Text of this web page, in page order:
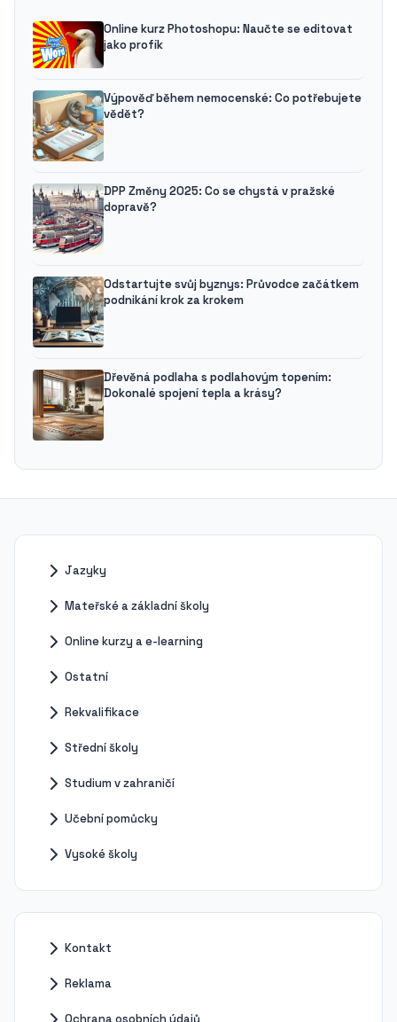
Online kurz Photoshopu: Naučte se editovat
jako profík
Výpověď během nemocenské: Co potřebujete
vědět?
DPP Změny 2025: Co se chystá v pražské
dopravě?
Odstartujte svůj byznys: Průvodce začátkem
podnikání krok za krokem
Dřevěná podlaha s podlahovým topením:
Dokonalé spojení tepla a krásy?
Jazyky
Mateřské a základní školy
Online kurzy a e-learning
Ostatní
Rekvalifikace
Střední školy
Studium v zahraničí
Učební pomůcky
Vysoké školy
Kontakt
Reklama